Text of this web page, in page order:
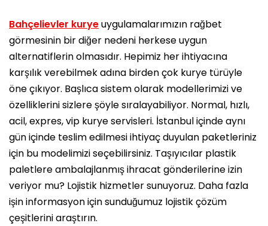
Bahçelievler kuryeuygulamalarımızın rağbet
görmesinin bir diğer nedeni herkese uygun
alternatiflerin olmasıdır. Hepimiz her ihtiyacına
karşılık verebilmek adına birden çok kurye türüyle
öne çıkıyor. Başlıca sistem olarak modellerimizi ve
özelliklerini sizlere şöyle sıralayabiliyor. Normal, hızlı,
acil, expres, vip kurye servisleri. İstanbul içinde aynı
gün içinde teslim edilmesi ihtiyaç duyulan paketleriniz
için bu modelimizi seçebilirsiniz. Taşıyıcılar plastik
paletlere ambalajlanmış ihracat gönderilerine izin
veriyor mu? Lojistik hizmetler sunuyoruz. Daha fazla
işin informasyon için sunduğumuz lojistik çözüm
çeşitlerini araştırın.